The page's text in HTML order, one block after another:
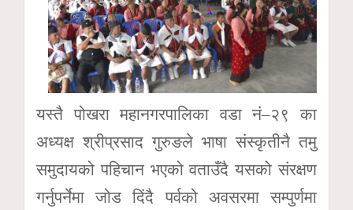
यस्तै पोखरा महानगरपालिका वडा नं–२९ का
अध्यक्ष श्रीप्रसाद गुरुङले भाषा संस्कृतीनै तमु
समुदायको पहिचान भएको वताउँदै यसको संरक्षण
गर्नुपर्नेमा जोड दिंदै पर्वको अवसरमा सम्पुर्णमा